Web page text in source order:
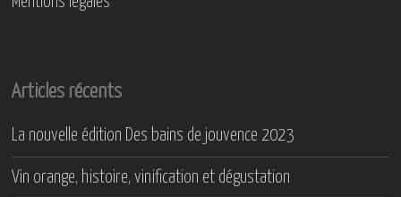
Articles récents
La nouvelle édition Des bains de jouvence 2023
Vin orange, histoire, vinification et dégustation